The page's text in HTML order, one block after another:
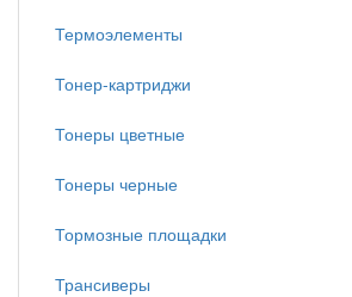
Термоэлементы
Тонер-картриджи
Тонеры цветные
Тонеры черные
Тормозные площадки
Трансиверы